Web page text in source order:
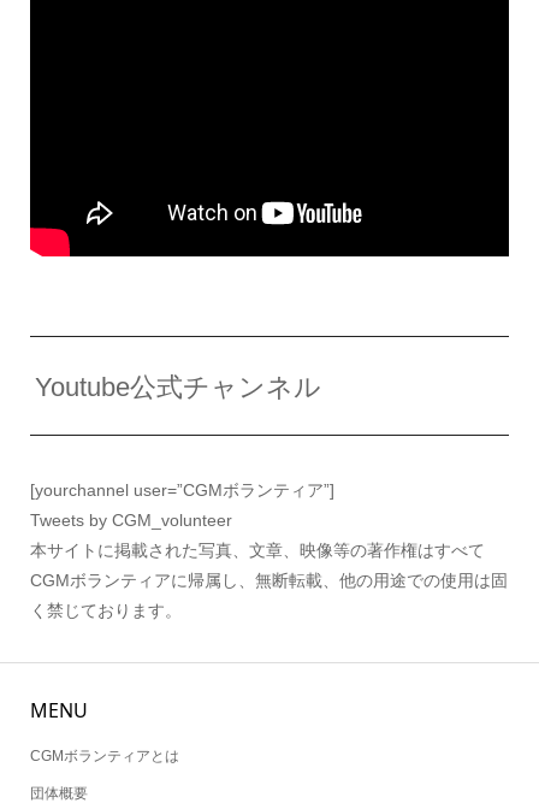
Youtube公式チャンネル
[yourchannel user=”CGMボランティア”]
Tweets by CGM_volunteer
本サイトに掲載された写真、文章、映像等の著作権はすべて
CGMボランティアに帰属し、無断転載、他の用途での使用は固
く禁じております。
MENU
CGMボランティアとは
団体概要